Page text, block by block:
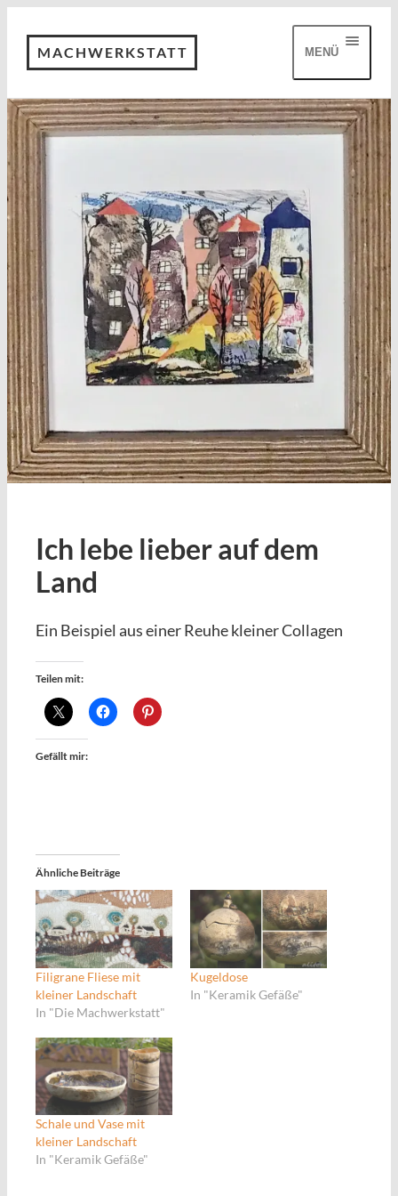
MACHWERKSTATT MENÜ
Ich lebe lieber auf dem
Land
Ein Beispiel aus einer Reuhe kleiner Collagen
Teilen mit:
Gefällt mir:
Ähnliche Beiträge
Filigrane Fliese mit
kleiner Landschaft
In "Die Machwerkstatt"
Kugeldose
In "Keramik Gefäße"
Schale und Vase mit
kleiner Landschaft
In "Keramik Gefäße"